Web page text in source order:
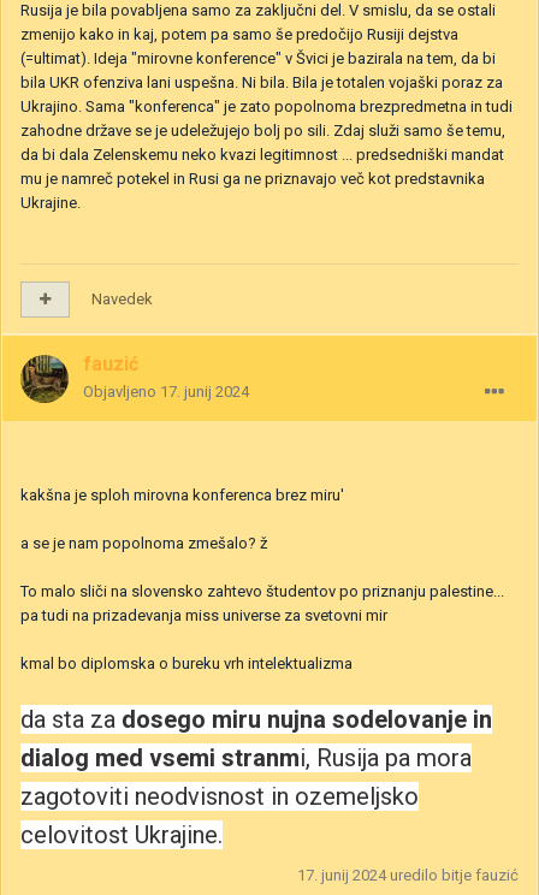
Rusija je bila povabljena samo za zaključni del. V smislu, da se ostali
zmenijo kako in kaj, potem pa samo še predočijo Rusiji dejstva
(=ultimat). Ideja "mirovne konference" v Švici je bazirala na tem, da bi
bila UKR ofenziva lani uspešna. Ni bila. Bila je totalen vojaški poraz za
Ukrajino. Sama "konferenca" je zato popolnoma brezpredmetna in tudi
zahodne države se je udeležujejo bolj po sili. Zdaj služi samo še temu,
da bi dala Zelenskemu neko kvazi legitimnost ... predsedniški mandat
mu je namreč potekel in Rusi ga ne priznavajo več kot predstavnika
Ukrajine.
Navedek
fauzić
Objavljeno 17. junij 2024
kakšna je sploh mirovna konferenca brez miru'
a se je nam popolnoma zmešalo? ž
To malo sliči na slovensko zahtevo študentov po priznanju palestine...
pa tudi na prizadevanja miss universe za svetovni mir
kmal bo diplomska o bureku vrh intelektualizma
da sta za dosego miru nujna sodelovanje in
dialog med vsemi stranmi, Rusija pa mora
zagotoviti neodvisnost in ozemeljsko
celovitost Ukrajine.
17. junij 2024uredilo bitje fauzić